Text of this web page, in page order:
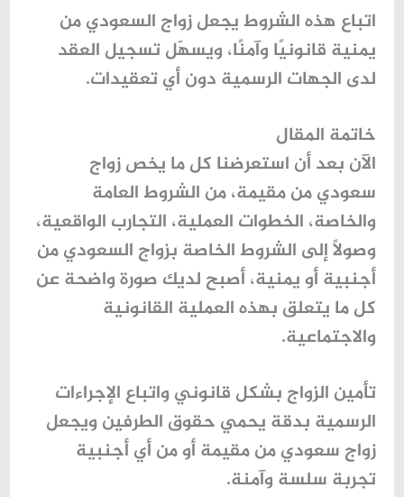
اتباع هذه الشروط يجعلزواج السعودي من
يمنية قانونيًا وآمنًا، ويسهّل تسجيل العقد
لدى الجهات الرسمية دون أي تعقيدات.
خاتمة المقال
الآن بعد أن استعرضنا كل ما يخصزواج
سعودي من مقيمة، من الشروط العامة
والخاصة، الخطوات العملية، التجارب الواقعية،
وصولًا إلى الشروط الخاصة بزواج السعودي من
أجنبية أو يمنية، أصبح لديك صورة واضحة عن
كل ما يتعلق بهذه العملية القانونية
والاجتماعية.
تأمين الزواج بشكل قانوني واتباع الإجراءات
الرسمية بدقة يحمي حقوق الطرفين ويجعل
زواج سعودي من مقيمةأو من أي أجنبية
تجربة سلسة وآمنة.